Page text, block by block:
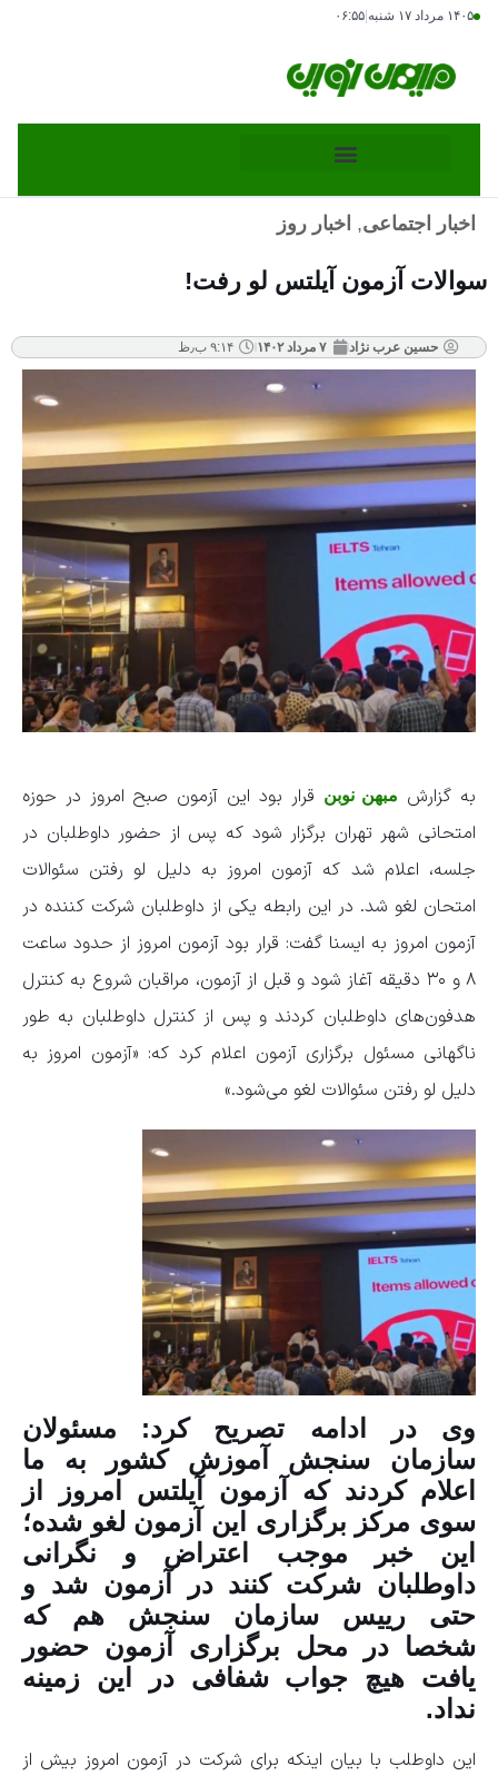
۱۴۰۵ مرداد ۱۷ شنبه ۰۶:۵۵
اخبار اجتماعی, اخبار روز
سوالات آزمون آیلتس لو رفت!
حسین عرب نژاد ۷ مرداد ۱۴۰۲ ۹:۱۴ ب٫ظ
به گزارش مبهن نوبن قرار بود این آزمون صبح امروز در حوزه
امتحانی شهر تهران برگزار شود که پس از حضور داوطلبان در
جلسه، اعلام شد که آزمون امروز به دلیل لو رفتن سئوالات
امتحان لغو شد. در این رابطه یکی از داوطلبان شرکت کننده در
آزمون امروز به ایسنا گفت: قرار بود آزمون امروز از حدود ساعت
۸ و ۳۰ دقیقه آغاز شود و قبل از آزمون، مراقبان شروع به کنترل
هدفون‌های داوطلبان کردند و پس از کنترل داوطلبان به طور
ناگهانی مسئول برگزاری آزمون اعلام کرد که: «آزمون امروز به
دلیل لو رفتن سئوالات لغو می‌شود.»
وی در ادامه تصریح کرد: مسئولان
سازمان سنجش آموزش کشور به ما
اعلام کردند که آزمون آیلتس امروز از
سوی مرکز برگزاری این آزمون لغو شده؛
این خبر موجب اعتراض و نگرانی
داوطلبان شرکت کنند در آزمون شد و
حتی رییس سازمان سنجش هم که
شخصا در محل برگزاری آزمون حضور
یافت هیچ جواب شفافی در این زمینه
نداد.
این داوطلب با بیان اینکه برای شرکت در آزمون امروز بیش از